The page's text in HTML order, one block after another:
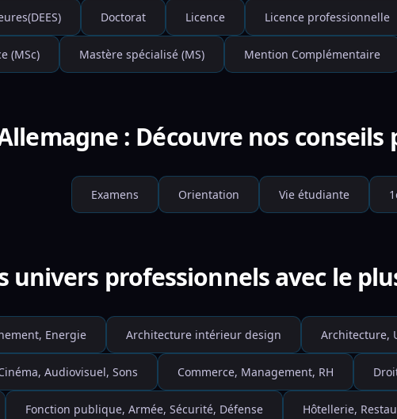
Doctorat Licence Licence professionnelle
(MSc) Mastère spécialisé (MS) Mention Complémentaire
: Découvre nos conseils
Examens Orientation Vie étudiante
univers professionnels avec le
Energie Architecture intérieur design Architecture,
Audiovisuel, Sons Commerce, Management, RH
Fonction publique, Armée, Sécurité, Défense Hôtellerie,